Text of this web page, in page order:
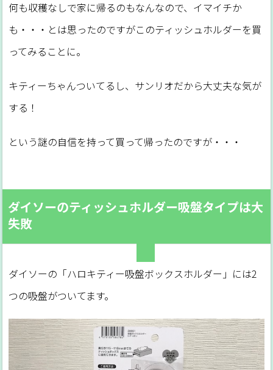
何も収穫なしで家に帰るのもなんなので、イマイチか
も・・・とは思ったのですがこのティッシュホルダーを買
ってみることに。
キティーちゃんついてるし、サンリオだから大丈夫な気が
する！
という謎の自信を持って買って帰ったのですが・・・
ダイソーのティッシュホルダー吸盤タイプは大
失敗
ダイソーの「ハロキティー吸盤ボックスホルダー」には2
つの吸盤がついてます。